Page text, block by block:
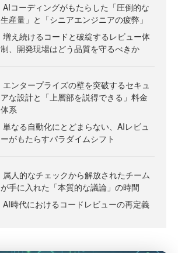
AIコーディングがもたらした「圧倒的な
生産量」と「シニアエンジニアの疲弊」
増え続けるコードと破綻するレビュー体
制、開発現場はどう品質を守るべきか
エンタープライズの壁を突破するセキュ
アな設計と「上層部を説得できる」料金
体系
単なる自動化にとどまらない、AIレビュ
ーがもたらすパラダイムシフト
属人的なチェックから解放されたチーム
が手に入れた「本質的な議論」の時間
AI時代におけるコードレビューの再定義